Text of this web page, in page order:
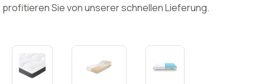
profitieren Sie von unserer schnellen Lieferung.